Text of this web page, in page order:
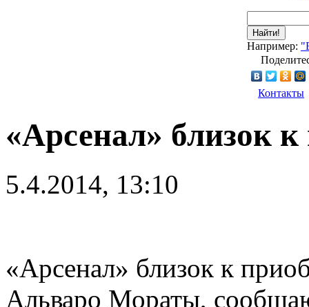
Найти!
Например:
Контакты
«Арсенал» близок
5.4.2014, 13:10
«Арсенал» близок к
Альваро Мораты,